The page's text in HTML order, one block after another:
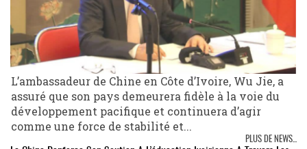
L’ambassadeur de Chine en Côte d’Ivoire, Wu Jie, a
assuré que son pays demeurera fidèle à la voie du
développement pacifique et continuera d’agir
comme une force de stabilité et...
PLUS DE NEWS...